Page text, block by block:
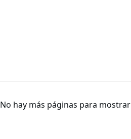
No hay más páginas para mostrar